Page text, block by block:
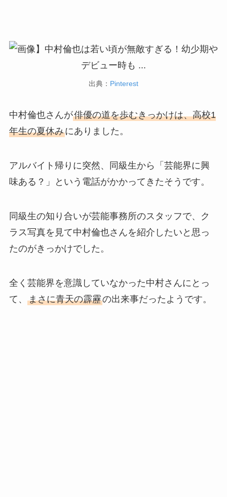
出典： Pinterest
中村倫也さんが俳優の道を歩むきっかけは、高校1
年生の夏休みにありました。
アルバイト帰りに突然、同級生から「芸能界に興
味ある？」という電話がかかってきたそうです。
同級生の知り合いが芸能事務所のスタッフで、ク
ラス写真を見て中村倫也さんを紹介したいと思っ
たのがきっかけでした。
全く芸能界を意識していなかった中村さんにとっ
て、 まさに青天の霹靂の出来事だったようです。